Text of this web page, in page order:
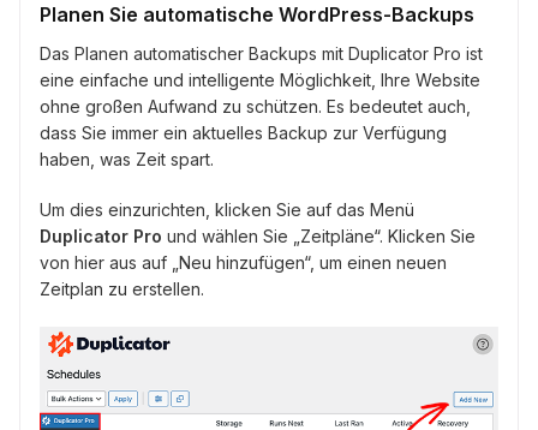
Planen Sie automatische WordPress-Backups
Das Planen automatischer Backups mit Duplicator Pro ist
eine einfache und intelligente Möglichkeit, Ihre Website
ohne großen Aufwand zu schützen. Es bedeutet auch,
dass Sie immer ein aktuelles Backup zur Verfügung
haben, was Zeit spart.
Um dies einzurichten, klicken Sie auf das Menü
Duplicator Pro und wählen Sie „Zeitpläne“. Klicken Sie
von hier aus auf „Neu hinzufügen“, um einen neuen
Zeitplan zu erstellen.